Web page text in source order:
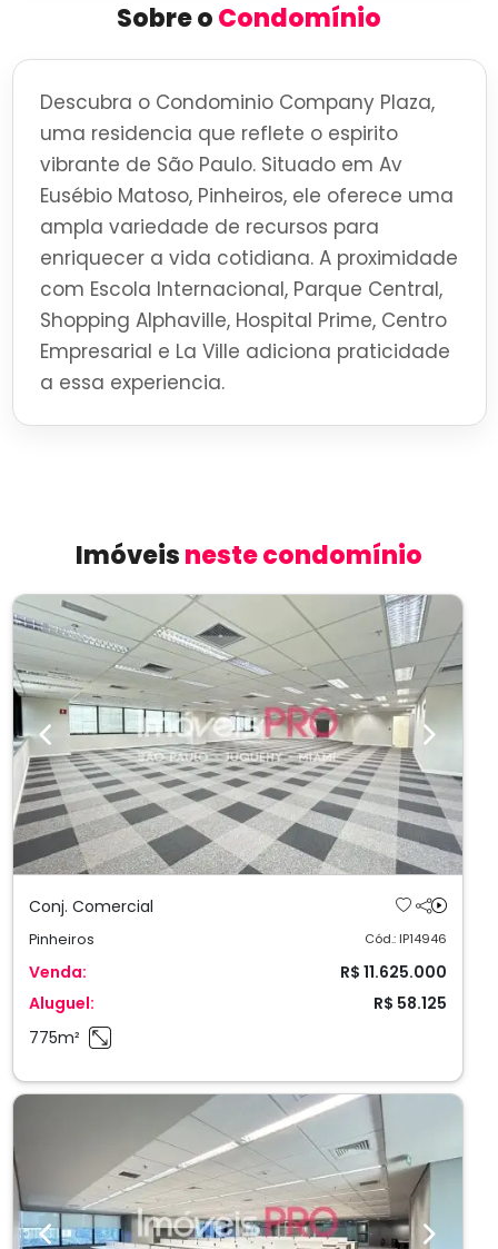
Sobre oCondomínio
Descubra o Condominio Company Plaza,
uma residencia que reflete o espirito
vibrante de São Paulo. Situado em Av
Eusébio Matoso, Pinheiros, ele oferece uma
ampla variedade de recursos para
enriquecer a vida cotidiana. A proximidade
com Escola Internacional, Parque Central,
Shopping Alphaville, Hospital Prime, Centro
Empresarial e La Ville adiciona praticidade
a essa experiencia.
Imóveisneste condomínio
Previous Next
Conj. Comercial
Pinheiros Cód.: IP14946
Venda:
R$ 11.625.000
Aluguel:
R$ 58.125
775m²